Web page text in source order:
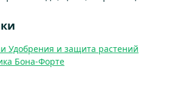
Удобрения и защита растений
Бона-Форте